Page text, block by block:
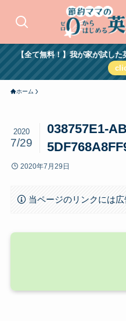
【全て無料！】我が家が試し
ホーム
038757E1-
2020
7/29
2020年7月29日
当ページのリンクには広